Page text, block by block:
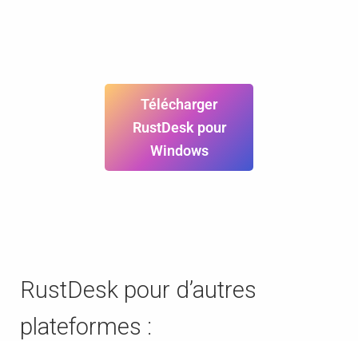
Télécharger
RustDesk pour
Windows
RustDesk pour d’autres
plateformes :